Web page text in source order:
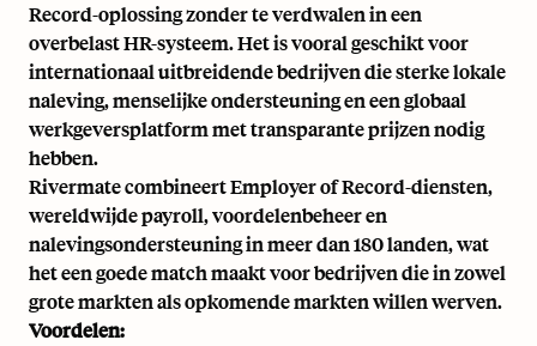
Record-oplossing zonder te verdwalen in een
overbelast HR-systeem. Het is vooral geschikt voor
internationaal uitbreidende bedrijven die sterke lokale
naleving, menselijke ondersteuning en een globaal
werkgeversplatform met transparante prijzen nodig
hebben.
Rivermate combineert Employer of Record-diensten,
wereldwijde payroll, voordelenbeheer en
nalevingsondersteuning in meer dan 180 landen, wat
het een goede match maakt voor bedrijven die in zowel
grote markten als opkomende markten willen werven.
Voordelen: